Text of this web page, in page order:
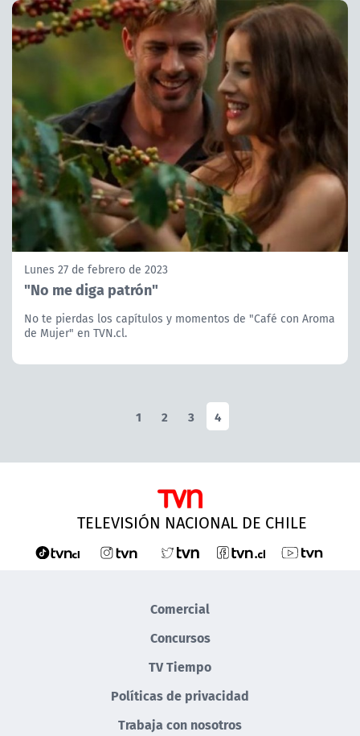
Lunes 27 de febrero de 2023
"No me diga patrón"
No te pierdas los capítulos y momentos de "Café con Aroma
de Mujer" en TVN.cl.
1 2 3 4
TELEVISIÓN NACIONAL DE CHILE
Comercial
Concursos
TV Tiempo
Políticas de privacidad
Trabaja con nosotros